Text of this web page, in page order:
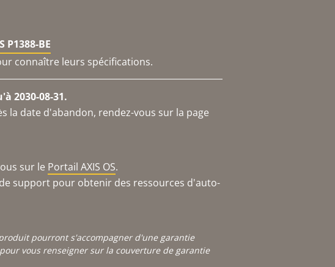
P1388-BE
connaître leurs spécifications.
2030-08-31.
date d'abandon, rendez-vous sur la page
sur le Portail AXIS OS.
support pour obtenir des ressources d'auto-
pourront s'accompagner d'une garantie
vous renseigner sur la couverture de garantie